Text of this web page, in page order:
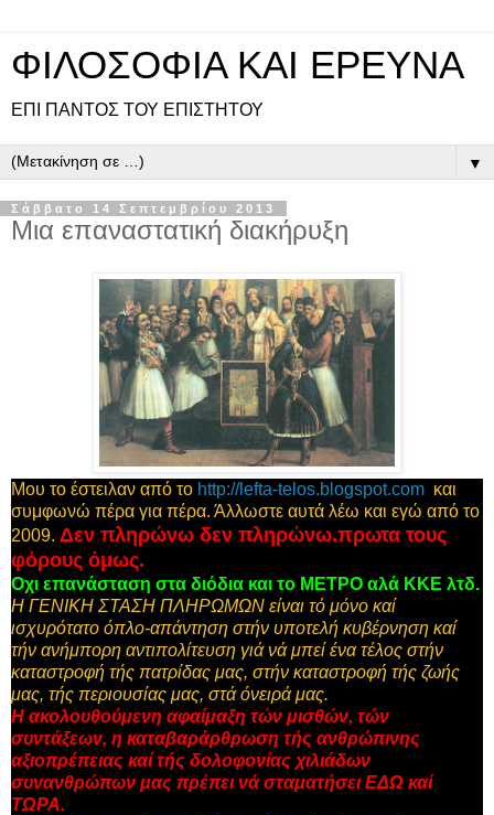
ΦΙΛΟΣΟΦΙΑ ΚΑΙ ΕΡΕΥΝΑ
ΕΠΙ ΠΑΝΤOΣ ΤΟΥ ΕΠΙΣΤΗΤΟΥ
▼
Σάββατο 14 Σεπτεμβρίου 2013
Μια επαναστατική διακήρυξη
Μου το έστειλαν από το http://lefta-telos.blogspot.com και
συμφωνώ πέρα για πέρα. Άλλωστε αυτά λέω και εγώ από το
2009. Δεν πληρώνω δεν πληρώνω.πρωτα τους
φόρους όμως.
Οχι επανάσταση στα διόδια και το ΜΕΤΡΟ αλά ΚΚΕ λτδ.
Η ΓΕΝΙΚΗ ΣΤΑΣΗ ΠΛΗΡΩΜΩΝ είναι τό μόνο καί
ισχυρότατο όπλο-απάντηση στήν υποτελή κυβέρνηση καί
τήν ανήμπορη αντιπολίτευση γιά νά μπεί ένα τέλος στήν
καταστροφή τής πατρίδας μας, στήν καταστροφή τής ζωής
μας, τής περιουσίας μας, στά όνειρά μας.
Η ακολουθούμενη αφαίμαξη τών μισθών, τών
συντάξεων, η καταβαράρθρωση τής ανθρώπινης
αξιοπρέπειας καί τής δολοφονίας χιλιάδων
συνανθρώπων μας πρέπει νά σταματήσει ΕΔΩ καί
ΤΩΡΑ.